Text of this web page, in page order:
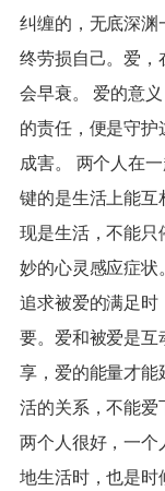
纠缠的，无底深渊
终劳损自己。爱，
会早衰。 爱的意
的责任，便是守
成害。 两个人在
键的是生活上能互
现是生活，不能只
妙的心灵感应症状
追求被爱的满足时
要。爱和被爱是互
享，爱的能量才能
活的关系，不能爱
两个人很好，一个
地生活时，也是时